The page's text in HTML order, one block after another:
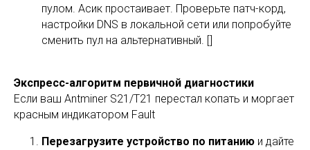
пулом. Асик простаивает. Проверьте патч-корд,
настройки DNS в локальной сети или попробуйте
сменить пул на альтернативный. []
Экспресс-алгоритм первичной диагностики
Если ваш Antminer S21/T21 перестал копать и моргает
красным индикатором Fault
Перезагрузите устройство по питанию и дайте